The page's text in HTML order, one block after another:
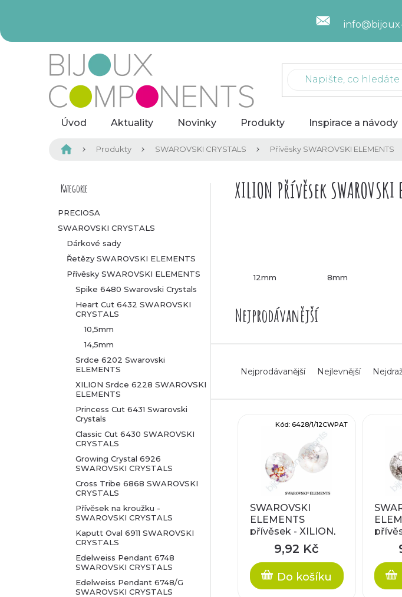
Úvod Aktuality Novinky Produkty Inspirace a návody
Domů Produkty SWAROVSKI CRYSTALS Přívěsky SWAROVSKI ELEMENTS
P
o
s
Přeskočit
Kategorie
PRECIOSA
SWAROVSKI CRYSTALS
Dárkové sady
Řetězy SWAROVSKI ELEMENTS
Přívěsky SWAROVSKI ELEMENTS
Spike 6480 Swarovski Crystals
Heart Cut 6432 SWAROVSKI
CRYSTALS
10,5mm
14,5mm
Srdce 6202 Swarovski
ELEMENTS
XILION Srdce 6228 SWAROVSKI
ELEMENTS
Princess Cut 6431 Swarovski
Crystals
Classic Cut 6430 SWAROVSKI
CRYSTALS
Growing Crystal 6926
SWAROVSKI CRYSTALS
Cross Tribe 6868 SWAROVSKI
CRYSTALS
Přívěsek na kroužku -
SWAROVSKI CRYSTALS
Kaputt Oval 6911 SWAROVSKI
CRYSTALS
Edelweiss Pendant 6748
SWAROVSKI CRYSTALS
Edelweiss Pendant 6748/G
SWAROVSKI CRYSTALS
XILION Přívěsek SWAROVSKI
12mm 8mm
Nejprodávanější
Nejprodávanější Nejlevnější
SWAROVSKI
ELEMENTS
přívěsek - XILION,
crystal white
patina, 12mm
9,92 Kč
Do košíku
Kód: 6428/1/12CWPAT